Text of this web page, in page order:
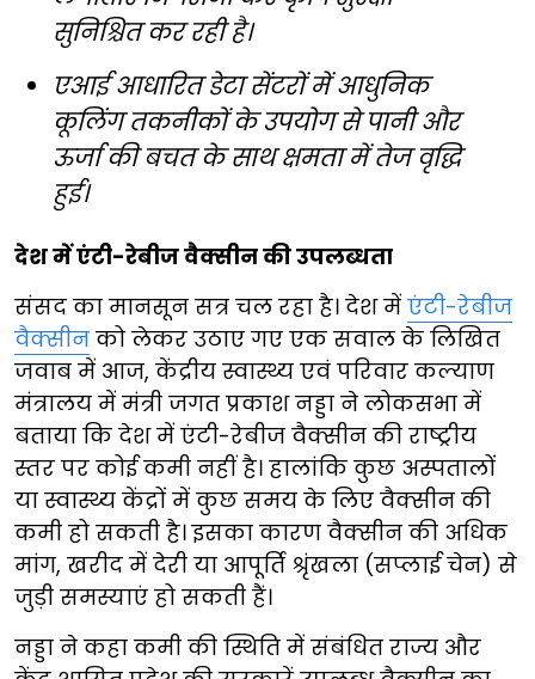
सुनिश्चित कर रही है।
एआई आधारित डेटा सेंटरों में आधुनिक
कूलिंग तकनीकों के उपयोग से पानी और
ऊर्जा की बचत के साथ क्षमता में तेज वृद्धि
हुई।
देश में एंटी-रेबीज वैक्सीन की उपलब्धता
संसद का मानसून सत्र चल रहा है। देश में एंटी-रेबीज
वैक्सीन को लेकर उठाए गए एक सवाल के लिखित
जवाब में आज, केंद्रीय स्वास्थ्य एवं परिवार कल्याण
मंत्रालय में मंत्री जगत प्रकाश नड्डा ने लोकसभा में
बताया कि देश में एंटी-रेबीज वैक्सीन की राष्ट्रीय
स्तर पर कोई कमी नहीं है। हालांकि कुछ अस्पतालों
या स्वास्थ्य केंद्रों में कुछ समय के लिए वैक्सीन की
कमी हो सकती है। इसका कारण वैक्सीन की अधिक
मांग, खरीद में देरी या आपूर्ति श्रृंखला (सप्लाई चेन) से
जुड़ी समस्याएं हो सकती हैं।
नड्डा ने कहा कमी की स्थिति में संबंधित राज्य और